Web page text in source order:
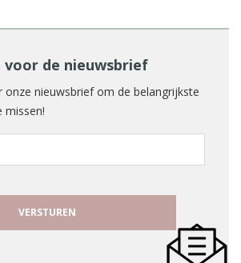
voor de nieuwsbrief
onze nieuwsbrief om de belangrijkste
missen!